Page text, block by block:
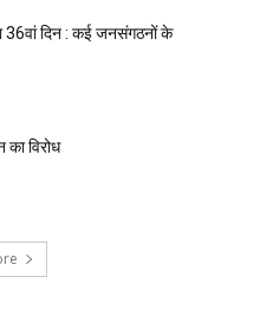
36वां दिन : कई जनसंगठनों के
का विरोध